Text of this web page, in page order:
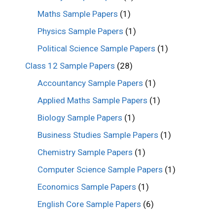
Maths Sample Papers (1)
Physics Sample Papers (1)
Political Science Sample Papers (1)
Class 12 Sample Papers (28)
Accountancy Sample Papers (1)
Applied Maths Sample Papers (1)
Biology Sample Papers (1)
Business Studies Sample Papers (1)
Chemistry Sample Papers (1)
Computer Science Sample Papers (1)
Economics Sample Papers (1)
English Core Sample Papers (6)